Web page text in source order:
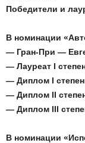
Победители и
В номинации
— Гран-При —
— Лауреат I
— Диплом I
— Диплом II
— Диплом III
В номинации